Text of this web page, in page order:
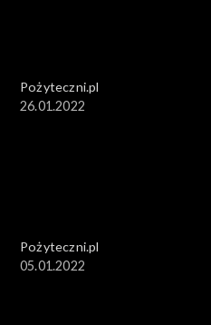
Pożyteczni.pl
26.01.2022
Pożyteczni.pl
05.01.2022